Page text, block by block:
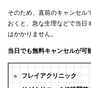
そのため、直前のキャンセル
おくと、急な生理などで当日
はかかりません。
当日でも無料キャンセルが可
フレイアクリニック